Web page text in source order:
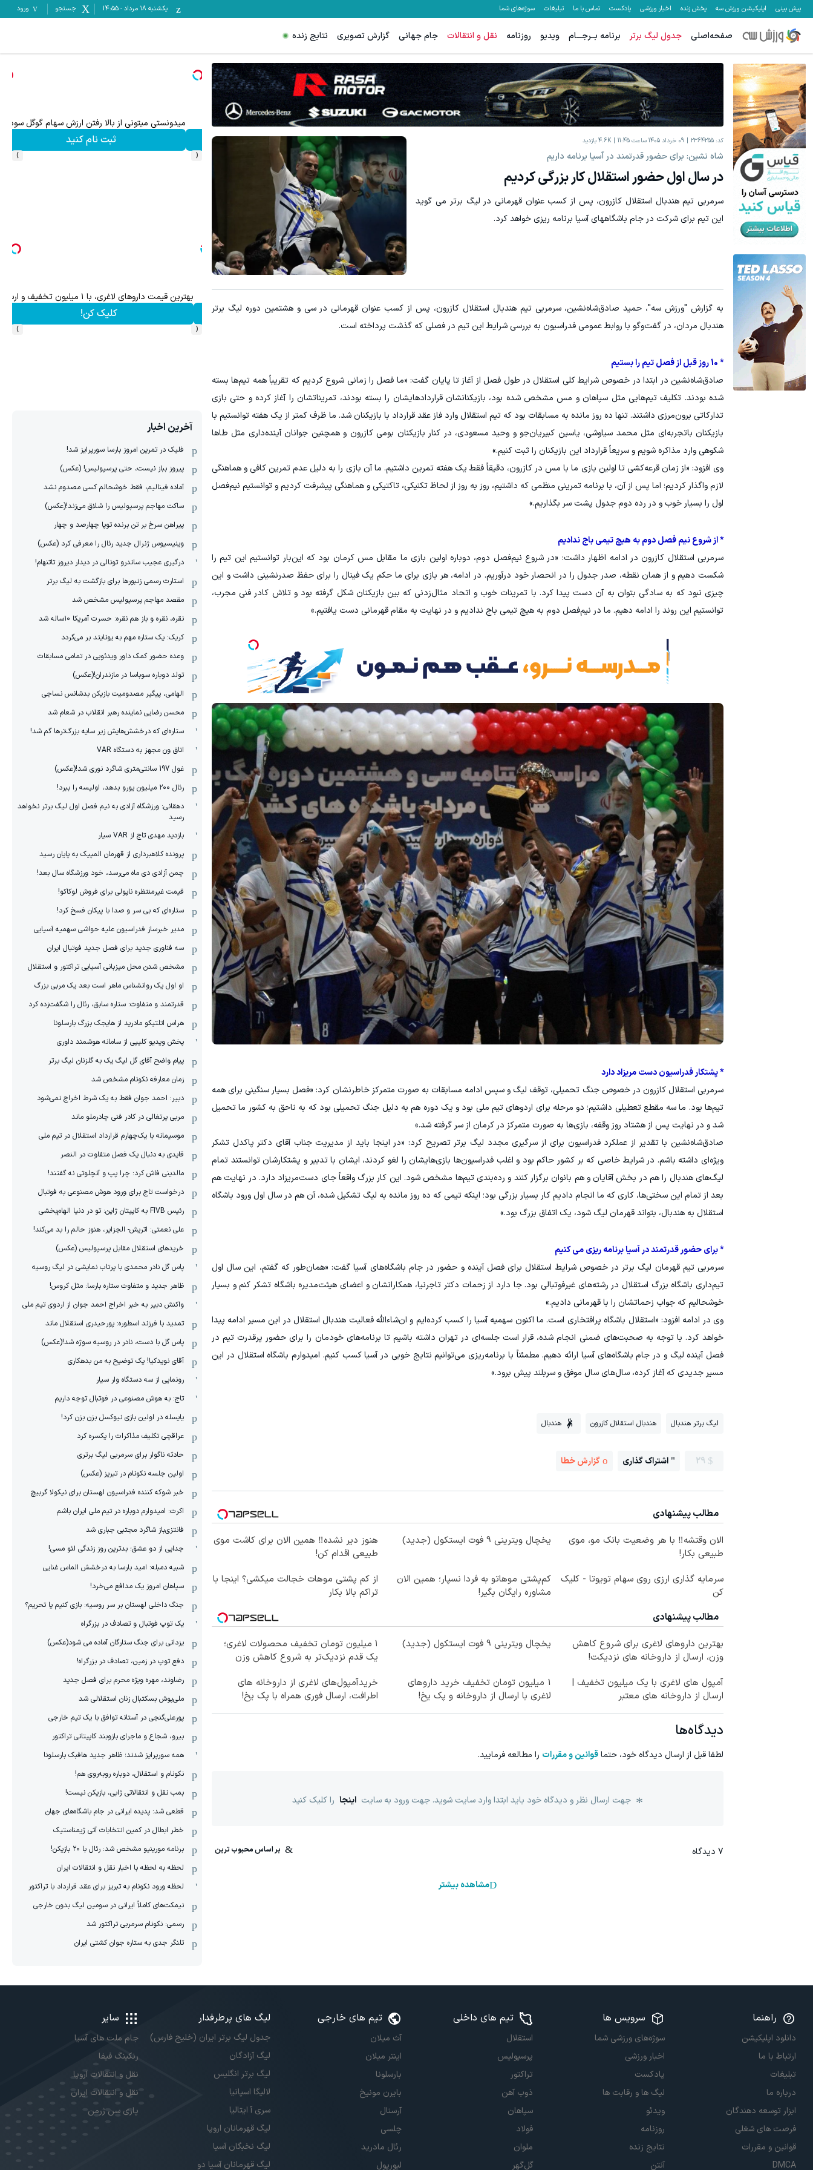
پیش بینی اپلیکیشن ورزش سه پخش زنده اخبار ورزشی پادکست تماس با ما تبلیغات سوژه‌های شما یکشنبه ۱۸ مرداد -
14:55 جستجو ورود
صفحه‌اصلی جدول لیگ برتر برنامه بــرجـــام ویدیو روزنامه نقل و انتقالات جام جهانی گزارش تصویری نتایج زنده
کد: 2364255 09 خرداد 1405 ساعت 11:45 4.6K بازدید
شاه نشین: برای حضور قدرتمند در آسیا برنامه داریم
در سال اول حضور استقلال کار بزرگی کردیم
سرمربی تیم هندبال استقلال کازرون، پس از کسب عنوان قهرمانی در لیگ برتر می گوید
این تیم برای شرکت در جام باشگاههای آسیا برنامه ریزی خواهد کرد.
به گزارش "ورزش سه"، حمید صادق‌شاه‌نشین، سرمربی تیم هندبال استقلال کازرون، پس از کسب عنوان قهرمانی در سی و هشتمین دوره لیگ برتر
هندبال مردان، در گفت‌وگو با روابط عمومی فدراسیون به بررسی شرایط این تیم در فصلی که گذشت پرداخته است.
* 10 روز قبل از فصل تیم را بستیم
صادق‌شاه‌نشین در ابتدا در خصوص شرایط کلی استقلال در طول فصل از آغاز تا پایان گفت: «ما فصل را زمانی شروع کردیم که تقریباً همه تیم‌ها بسته
شده بودند. تکلیف تیم‌هایی مثل سپاهان و مس مشخص شده بود، بازیکنانشان قراردادهایشان را بسته بودند، تمریناتشان را آغاز کرده و حتی بازی
تدارکاتی برون‌مرزی داشتند. تنها ده روز مانده به مسابقات بود که تیم استقلال وارد فاز عقد قرارداد با بازیکنان شد. ما ظرف کمتر از یک هفته توانستیم با
بازیکنان باتجربه‌ای مثل محمد سیاوشی، یاسین کبیریان‌جو و وحید مسعودی، در کنار بازیکنان بومی کازرون و همچنین جوانان آینده‌داری مثل طاها
شکوهی وارد مذاکره شویم و سریعاً قرارداد این بازیکنان را ثبت کنیم.»
وی افزود: «از زمان قرعه‌کشی تا اولین بازی ما با مس در کازرون، دقیقاً فقط یک هفته تمرین داشتیم. ما آن بازی را به دلیل عدم تمرین کافی و هماهنگی
لازم واگذار کردیم؛ اما پس از آن، با برنامه تمرینی منظمی که داشتیم، روز به‌ روز از لحاظ تکنیکی، تاکتیکی و هماهنگی پیشرفت کردیم و توانستیم نیم‌فصل
اول را بسیار خوب و در رده دوم جدول پشت سر بگذاریم.»
* از شروع نیم فصل دوم به هیچ تیمی باج ندادیم
سرمربی استقلال کازرون در ادامه اظهار داشت: «در شروع نیم‌فصل دوم، دوباره اولین بازی ما مقابل مس کرمان بود که این‌بار توانستیم این تیم را
شکست دهیم و از همان نقطه، صدر جدول را در انحصار خود درآوریم. در ادامه، هر بازی برای ما حکم یک فینال را برای حفظ صدرنشینی داشت و این
چیزی نبود که به سادگی بتوان به آن دست پیدا کرد. با تمرینات خوب و اتحاد مثال‌زدنی که بین بازیکنان شکل گرفته بود و تلاش کادر فنی مجرب،
توانستیم این روند را ادامه دهیم. ما در نیم‌فصل دوم به هیچ تیمی باج ندادیم و در نهایت به مقام قهرمانی دست یافتیم.»
* پشتکار فدراسیون دست مریزاد دارد
سرمربی استقلال کازرون در خصوص جنگ تحمیلی، توقف لیگ و سپس ادامه مسابقات به صورت متمرکز خاطرنشان کرد: «فصل بسیار سنگینی برای همه
تیم‌ها بود. ما سه مقطع تعطیلی داشتیم؛ دو مرحله برای اردوهای تیم ملی بود و یک دوره هم به دلیل جنگ تحمیلی بود که به ناحق به کشور ما تحمیل
شد و در نهایت پس از هشتاد روز وقفه، بازی‌ها به صورت متمرکز در کرمان از سر گرفته شد.»
صادق‌شاه‌نشین با تقدیر از عملکرد فدراسیون برای از سرگیری مجدد لیگ برتر تصریح کرد: «در اینجا باید از مدیریت جناب آقای دکتر پاکدل تشکر
ویژه‌ای داشته باشم. در شرایط خاصی که بر کشور حاکم بود و اغلب فدراسیون‌ها بازی‌هایشان را لغو کردند، ایشان با تدبیر و پشتکارشان توانستند تمام
لیگ‌های هندبال را هم در بخش آقایان و هم بانوان برگزار کنند و رده‌بندی تیم‌ها مشخص شود. این کار بزرگ واقعاً جای دست‌مریزاد دارد. در نهایت هم
بعد از تمام این سختی‌ها، کاری که ما انجام دادیم کار بسیار بزرگی بود؛ اینکه تیمی که ده روز مانده به لیگ تشکیل شده، آن هم در سال اول ورود باشگاه
استقلال به هندبال، بتواند قهرمان لیگ شود، یک اتفاق بزرگ بود.»
* برای حضور قدرتمند در آسیا برنامه ریزی می کنیم
سرمربی تیم قهرمان لیگ برتر در خصوص شرایط استقلال برای فصل آینده و حضور در جام باشگاه‌های آسیا گفت: «همان‌طور که گفتم، این سال اول
تیم‌داری باشگاه بزرگ استقلال در رشته‌های غیرفوتبالی بود. جا دارد از زحمات دکتر تاجرنیا، همکارانشان و اعضای هیئت‌مدیره باشگاه تشکر کنم و بسیار
خوشحالیم که جواب زحماتشان را با قهرمانی دادیم.»
وی در ادامه افزود: «استقلال باشگاه پرافتخاری است. ما اکنون سهمیه آسیا را کسب کرده‌ایم و ان‌شاءالله فعالیت هندبال استقلال در این مسیر ادامه پیدا
خواهد کرد. با توجه به صحبت‌های ضمنی انجام شده، قرار است جلسه‌ای در تهران داشته باشیم تا برنامه‌های خودمان را برای حضور پرقدرت تیم در
فصل آینده لیگ و در جام باشگاه‌های آسیا ارائه دهیم. مطمئناً با برنامه‌ریزی می‌توانیم نتایج خوبی در آسیا کسب کنیم. امیدوارم باشگاه استقلال در این
مسیر جدیدی که آغاز کرده، سال‌های سال موفق و سربلند پیش برود.»
لیگ برتر هندبال هندبال استقلال کازرون هندبال
29 اشتراک گذاری گزارش خطا
مطالب پیشنهادی
الان وقتشه‼️ با هر وضعیت بانک مو، موی
طبیعی بکار!
یخچال ویترینی 9 فوت ایستکول (جدید)
هنوز دیر نشده‼️ همین الان برای کاشت موی
طبیعی اقدام کن!
سرمایه گذاری ارزی روی سهام تویوتا - کلیک
کن
کم‌پشتی موهاتو به فردا نسپار؛ همین الان
مشاوره رایگان بگیر!
از کم پشتی موهات خجالت میکشی؟ اینجا با
تراکم بالا بکار
مطالب پیشنهادی
بهترین داروهای لاغری برای شروع کاهش
وزن، ارسال از داروخانه های نزدیکت!
یخچال ویترینی 9 فوت ایستکول (جدید)
۱ میلیون تومان تخفیف محصولات لاغری؛
یک قدم نزدیک‌تر به شروع کاهش وزن
آمپول های لاغری با یک میلیون تخفیف |
ارسال از داروخانه های معتبر
1 میلیون تومان تخفیف خرید داروهای
لاغری با ارسال از داروخانه و پک یخ!
خریدآمپول‌های لاغری از داروخانه های
اطرافت، ارسال فوری همراه با پک یخ!
دیدگاه‌ها
لطفا قبل از ارسال دیدگاه خود، حتماقوانین و مقررات را مطالعه فرمایید.
جهت ارسال نظر و دیدگاه خود باید ابتدا وارد سایت شوید. جهت ورود به سایت اینجا را کلیک کنید
7 دیدگاه
مشاهده بیشتر
یخچال ویترینی 9 فوت ایستکول (جدید)
کلیک کن!
بونوس واریز تا سقف 500 دلار، برای تریدرهای فعال فارکس ترید EURUSD با اسپرد از صفر پیپ
ثبت نام کنید
میدونستی میتونی از بالا رفتن ارزش سهام گوگل سود کسب
ثبت نام کنید
‹
›
کلیک کن! کلیک کن! ثبت نام کنید
بهترین قیمت داروهای لاغری، با ۱ میلیون تخفیف و ارسال از داروخانه‌
کلیک کن!
‹
›
آخرین اخبار
فلیک در تمرین امروز بارسا سورپرایز شد!
پیروز بباز نیست، حتی پرسپولیس! (عکس)
آماده فینالیم، فقط خوشحالم کسی مصدوم نشد
ساکت مهاجم پرسپولیس را شلاق می‌زند!(عکس)
پیراهن سرخ بر تن برنده توپا چهارصد و چهار
وینیسیوس ژنرال جدید رئال را معرفی کرد (عکس)
درگیری عجیب ساندرو تونالی در دیدار دیروز تاتنهام!
استارت رسمی زنبورها برای بازگشت به لیگ برتر
مقصد مهاجم پرسپولیس مشخص شد
نقره، نقره و باز هم نقره: حسرت آمریکا ۱۰‌ساله شد
کریک: یک ستاره مهم به یونایتد بر می‌گردد
وعده حضور کمک داور ویدئویی در تمامی مسابقات
تولد دوباره سوباسا در مازندران!(عکس)
الهامی، پیگیر مصدومیت بازیکن بدشانس نساجی
محسن رضایی نماینده رهبر انقلاب در شعام شد
ستاره‌ای که درخشش‌هایش زیر سایه بزرگ‌ترها گم شد!
اتاق ون مجهز به دستگاه VAR
غول 197 سانتی‌متری شاگرد نوری شد!(عکس)
رئال ۲۰۰ میلیون یورو بدهد، اولیسه را ببرد!
دهقانی: ورزشگاه آزادی به نیم فصل اول لیگ برتر نخواهد
رسید
بازدید مهدی تاج از VAR سیار
پرونده کلاهبرداری از قهرمان المپیک به پایان رسید
چمن آزادی دی ماه می‌رسد، خود ورزشگاه سال بعد!
قیمت غیرمنتظره ناپولی برای فروش لوکاکو!
ستاره‌ای که بی سر و صدا با پیکان فسخ کرد!
مدیر خبرساز فدراسیون علیه حواشی سهمیه آسیایی
سه فناوری جدید برای فصل جدید فوتبال ایران
مشخص شدن محل میزبانی آسیایی تراکتور و استقلال
او اول یک روانشناس ماهر است بعد یک مربی بزرگ
قدرتمند و متفاوت: ستاره سابق، رئال را شگفت‌زده کرد
هراس اتلتیکو مادرید از هایجک بزرگ بارسلونا
پخش ویدیو کلیپی از سامانه هوشمند داوری
پیام واضح آقای گل لیگ یک به گلزنان لیگ برتر
زمان معارفه نکونام مشخص شد
دبیر: احمد جوان فقط به یک شرط اخراج نمی‌شود
مربی پرتغالی در کادر فنی چادرملو ماند
موسیمانه با یک‌چهارم قرارداد استقلال در تیم ملی
قایدی به دنبال یک فصل متفاوت در النصر
مالدینی فاش کرد: چرا پپ و آنچلوتی نه گفتند!
درخواست تاج برای ورود هوش مصنوعی به فوتبال
رئیس FIVB به کاپیتان ژاپن: تو در دنیا الهام‌بخشی
علی نعمتی: اتریش- الجزایر، هنوز حالم را بد می‌کند!
خریدهای استقلال مقابل پرسپولیس (عکس)
پاس گل نادر محمدی با پرتاب نمایشی در لیگ روسیه
ظاهر جدید و متفاوت ستاره بارسا: مثل کروس!
واکنش دبیر به خبر اخراج احمد جوان از اردوی تیم ملی
تمدید با فرزند اسطوره: پورحیدری استقلال ماند
پاس گل با دست، نادر در روسیه سوژه شد!(عکس)
آقای نویدکیا! یک توضیح به من بدهکاری
رونمایی از سه دستگاه وار سیار
تاج: به هوش مصنوعی در فوتبال توجه داریم
یایسله در اولین بازی نیوکسل بزن بزن کرد!
عراقچی تکلیف مذاکرات را یکسره کرد
حادثه ناگوار برای سرمربی لیگ برتری
اولین جلسه نکونام در تبریز (عکس)
خبر شوکه کننده فدراسیون لهستان برای نیکولا گربیچ
اکرت: امیدوارم دوباره در تیم ملی ایران باشم
فانتزی‌باز شاگرد مجتبی جباری شد
جدایی از دو عشق؛ بدترین روز زندگی لئو مسی!
شبیه دمبله: امید بارسا به درخشش الماس غنایی
سپاهان امروز یک مدافع می‌خرد!
جنگ داخلی لهستان بر سر روسیه: بازی کنیم یا تحریم؟
یک توپ فوتبال و تصادف در بزرگراه
یزدانی برای جنگ ستارگان آماده می شود(عکس)
دفع توپ در زمین، تصادف در بزرگراه!
رضاوند، مهره ویژه محرم برای فصل جدید
ملی‌پوش بسکتبال زنان استقلالی شد
پورعلی‌گنجی در آستانه توافق با یک تیم خارجی
بیرو، شجاع و ماجرای بازوبند کاپیتانی تراکتور
همه سورپرایز شدند؛ ظاهر جدید هافبک بارسلونا
نکونام و استقلال، دوباره روبه‌روی هم!
بمب نقل و انتقالاتی ژابی، بازیکن نیست!
قطعی شد: پدیده ایرانی در جام باشگاه‌های جهان
خطر ابطال در کمین انتخابات آتی ژیمناستیک
برنامه مورینیو مشخص شد: رئال با ۲۰ بازیکن!
لحظه به لحظه با اخبار نقل و انتقالات ایران
لحظه ورود نکونام به تبریز برای عقد قرارداد با تراکتور
نیمکت‌های کاملاً ایرانی در سومین لیگ بدون خارجی
رسمی: نکونام سرمربی تراکتور شد
تلنگر جدی به ستاره جوان کشتی ایران
راهنما
دانلود اپلیکیشن
ارتباط با ما
تبلیغات
درباره ما
ابزار توسعه دهندگان
فرصت های شغلی
قوانین و مقررات
DMCA
سرویس ها
سوژه‌های ورزشی شما
اخبار ورزشی
پادکست
لیگ ها و رقابت ها
ویدئو
روزنامه
نتایج زنده
آنتن
تیم های داخلی
استقلال
پرسپولیس
تراکتور
ذوب آهن
سپاهان
فولاد
ملوان
گل‌گهر
تیم های خارجی
آث میلان
اینتر میلان
بارسلونا
بایرن مونیخ
آرسنال
چلسی
رئال مادرید
لیورپول
لیگ های پرطرفدار
جدول لیگ برتر ایران (خلیج فارس)
لیگ آزادگان
لیگ برتر انگلیس
لالیگا اسپانیا
سری آ ایتالیا
لیگ قهرمانان اروپا
لیگ نخبگان آسیا
لیگ قهرمانان آسیا دو
سایر
جام ملت های آسیا
رنکینگ فیفا
نقل و انتقالات اروپا
نقل و انتقالات ایران
پاری سن ژرمن